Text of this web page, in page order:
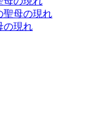
聖母の現れ
の現れ